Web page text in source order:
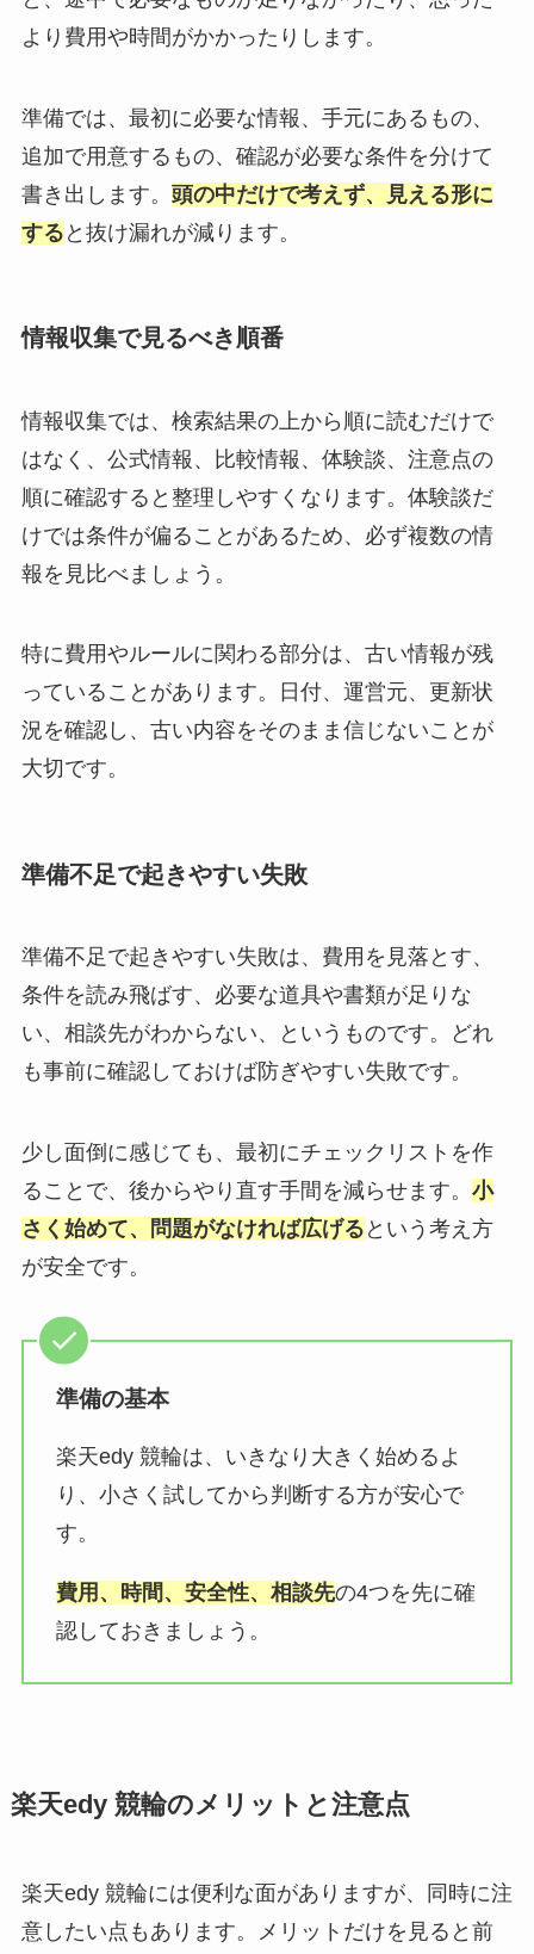
より費用や時間がかかったりします。
準備では、最初に必要な情報、手元にあるもの、
追加で用意するもの、確認が必要な条件を分けて
書き出します。 頭の中だけで考えず、見える形に
する と抜け漏れが減ります。
情報収集で見るべき順番
情報収集では、検索結果の上から順に読むだけで
はなく、公式情報、比較情報、体験談、注意点の
順に確認すると整理しやすくなります。体験談だ
けでは条件が偏ることがあるため、必ず複数の情
報を見比べましょう。
特に費用やルールに関わる部分は、古い情報が残
っていることがあります。日付、運営元、更新状
況を確認し、古い内容をそのまま信じないことが
大切です。
準備不足で起きやすい失敗
準備不足で起きやすい失敗は、費用を見落とす、
条件を読み飛ばす、必要な道具や書類が足りな
い、相談先がわからない、というものです。どれ
も事前に確認しておけば防ぎやすい失敗です。
少し面倒に感じても、最初にチェックリストを作
ることで、後からやり直す手間を減らせます。 小
さく始めて、問題がなければ広げる という考え方
が安全です。
準備の基本
楽天edy 競輪は、いきなり大きく始めるよ
り、小さく試してから判断する方が安心で
す。
費用、時間、安全性、相談先の4つを先に確
認しておきましょう。
楽天edy 競輪のメリットと注意点
楽天edy 競輪には便利な面がありますが、同時に注
意したい点もあります。メリットだけを見ると前